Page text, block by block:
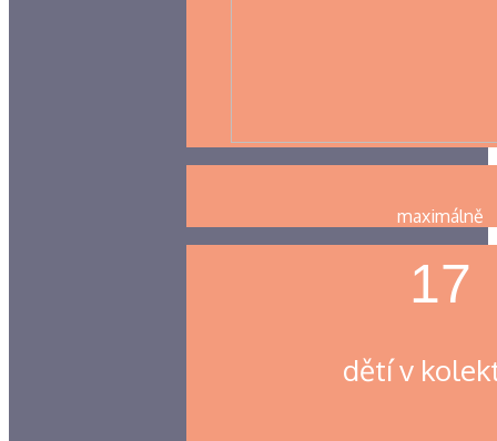
maximálně
17
dětí v